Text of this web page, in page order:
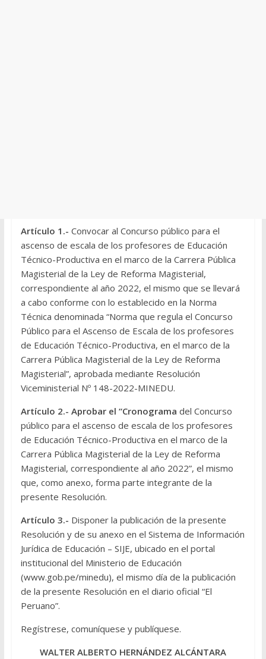
Artículo 1.- Convocar al Concurso público para el
ascenso de escala de los profesores de Educación
Técnico-Productiva en el marco de la Carrera Pública
Magisterial de la Ley de Reforma Magisterial,
correspondiente al año 2022, el mismo que se llevará
a cabo conforme con lo establecido en la Norma
Técnica denominada “Norma que regula el Concurso
Público para el Ascenso de Escala de los profesores
de Educación Técnico-Productiva, en el marco de la
Carrera Pública Magisterial de la Ley de Reforma
Magisterial”, aprobada mediante Resolución
Viceministerial Nº 148-2022-MINEDU.
Artículo 2.- Aprobar el “Cronograma del Concurso
público para el ascenso de escala de los profesores
de Educación Técnico-Productiva en el marco de la
Carrera Pública Magisterial de la Ley de Reforma
Magisterial, correspondiente al año 2022”, el mismo
que, como anexo, forma parte integrante de la
presente Resolución.
Artículo 3.- Disponer la publicación de la presente
Resolución y de su anexo en el Sistema de Información
Jurídica de Educación – SIJE, ubicado en el portal
institucional del Ministerio de Educación
(www.gob.pe/minedu), el mismo día de la publicación
de la presente Resolución en el diario oficial “El
Peruano”.
Regístrese, comuníquese y publíquese.
WALTER ALBERTO HERNÁNDEZ ALCÁNTARA